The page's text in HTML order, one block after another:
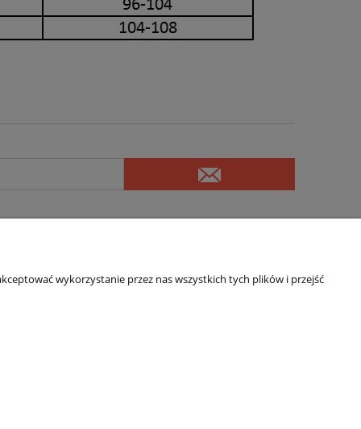
wykorzystanie przez nas wszystkich tych plików i przejść